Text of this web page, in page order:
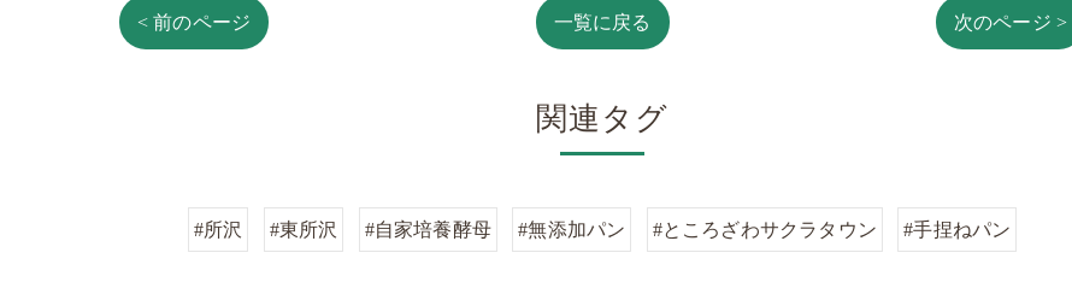
< 前のページ 一覧に戻る 次のページ >
関連タグ
#所沢 #東所沢 #自家培養酵母 #無添加パン #ところざわサクラタウン #手捏ねパン